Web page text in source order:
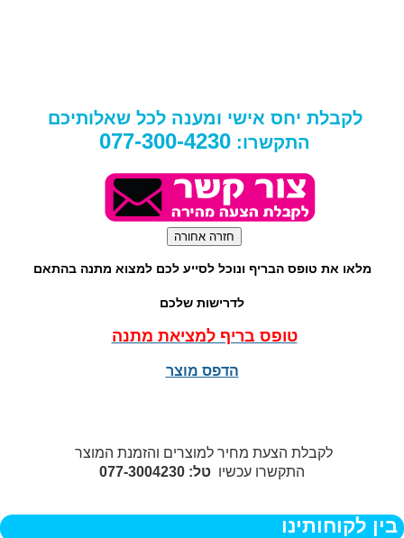
לקבלת יחס אישי ומענה לכל שאלותיכם
התקשרו: 077-300-4230
מלאו את טופס הבריף ונוכל לסייע לכם למצוא מתנה בהתאם
לדרישות שלכם
טופס בריף למציאת מתנה
הדפס מוצר
לקבלת הצעת מחיר למוצרים והזמנת המוצר
התקשרו עכשיו טל: 077-3004230
בין לקוחותינו